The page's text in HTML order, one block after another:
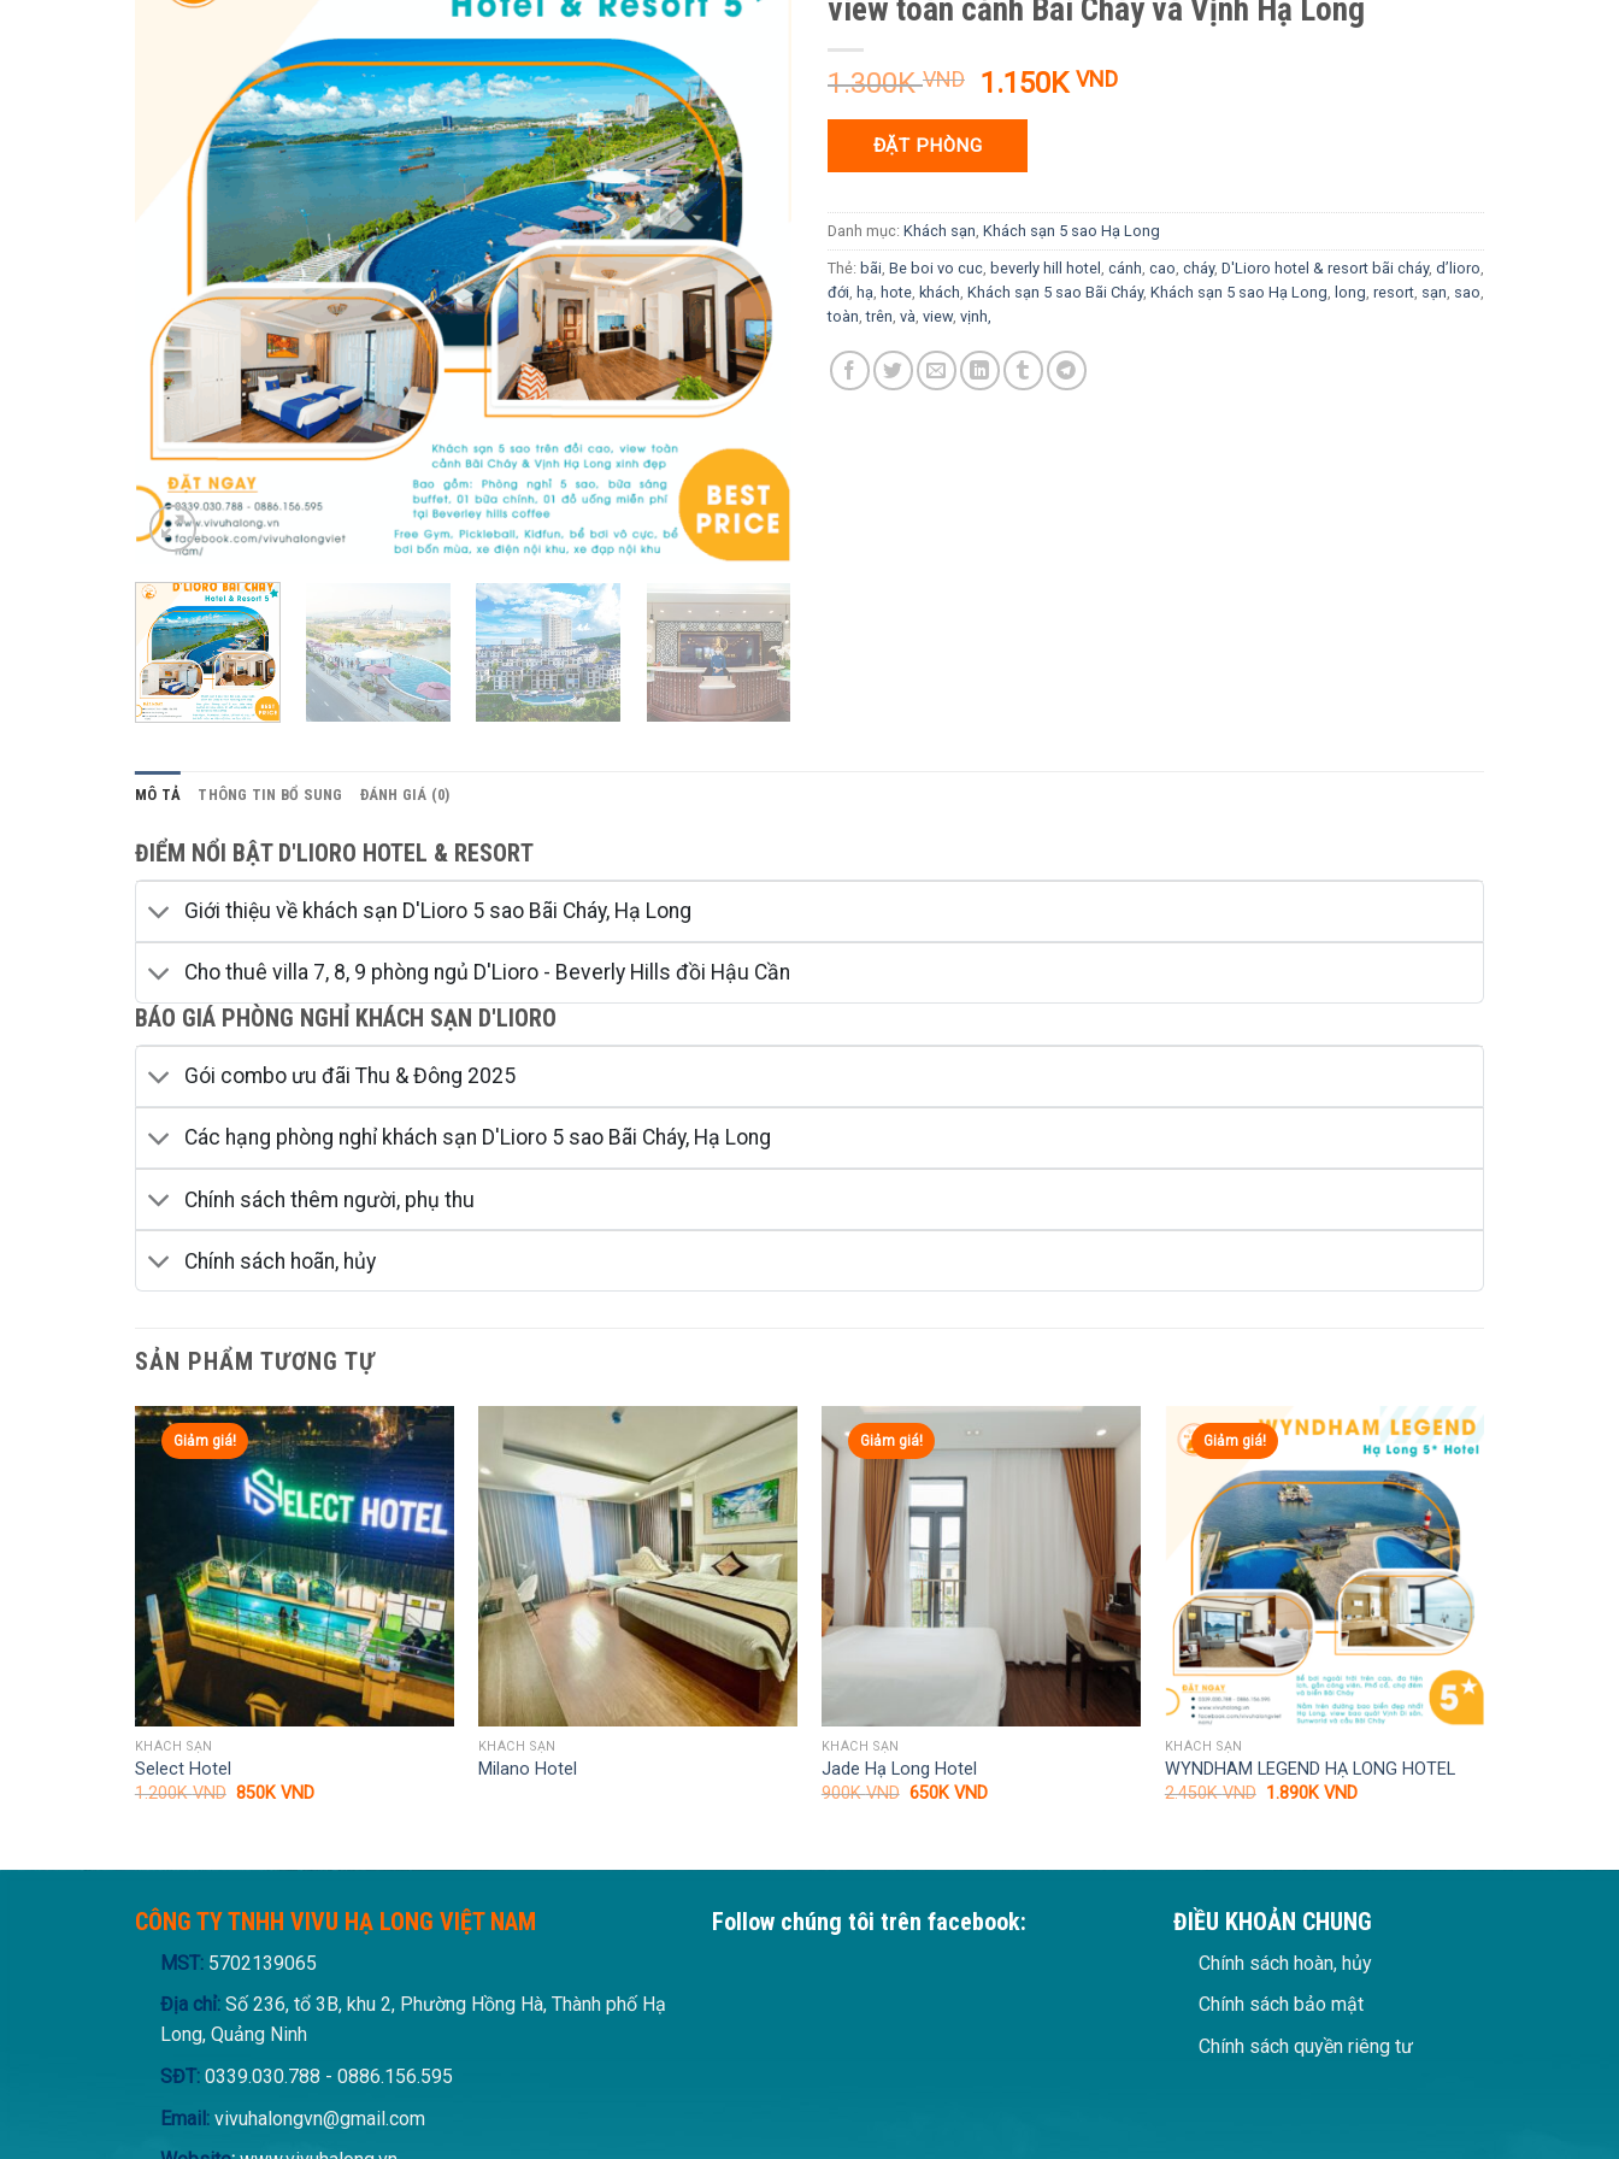
view toàn cảnh Bãi Cháy và Vịnh Hạ Long
1.300KVND
Giá
gốc
là:
1.300K VND.
1.150KVNDGiá
ĐẶT PHÒNG
Danh mục: Khách sạn, Khách sạn 5 sao Hạ Long
Thẻ: bãi, Be boi vo cuc, beverly hill hotel , cánh, cao, cháy, D'Lioro hotel & resort bãi cháy, d’lioro,
đới, hạ, hote, khách, Khách sạn 5 sao Bãi Cháy, Khách sạn 5 sao Hạ Long, long, resort, sạn, sao,
toàn,trên, và, view, vịnh,
MÔ TẢ THÔNG TIN BỔ SUNG ĐÁNH GIÁ (0)
ĐIỂM NỔI BẬT D'LIORO HOTEL & RESORT
Giới thiệu về khách sạn D'Lioro 5 sao Bãi Cháy, Hạ Long
Cho thuê villa 7, 8, 9 phòng ngủ D'Lioro - Beverly Hills đồi Hậu Cần
BÁO GIÁ PHÒNG NGHỈ KHÁCH SẠN D'LIORO
Gói combo ưu đãi Thu & Đông 2025
Các hạng phòng nghỉ khách sạn D'Lioro 5 sao Bãi Cháy, Hạ Long
Chính sách thêm người, phụ thu
Chính sách hoãn, hủy
SẢN PHẨM TƯƠNG TỰ
Giảm giá!
KHÁCH SẠN
Select Hotel
1.200KVND Giá
850KVNDGiá
KHÁCH SẠN
Milano Hotel
Giảm giá!
KHÁCH SẠN
Jade Hạ Long Hotel
900KVND Giá
650KVNDGiá
Giảm giá!
KHÁCH SẠN
WYNDHAM LEGEND HẠ LONG HOTEL
2.450KVND Giá
1.890KVNDGiá
CÔNG TY TNHH VIVU HẠ LONG VIỆT NAM
MST: 5702139065
Địa chỉ:Số 236, tổ 3B, khu 2, Phường Hồng Hà, Thành phố Hạ
Long, Quảng Ninh
SĐT:0339.030.788 - 0886.156.595
Email:vivuhalongvn@gmail.com
Follow chúng tôi trên facebook: ĐIỀU KHOẢN CHUNG
Chính sách hoàn, hủy
Chính sách bảo mật
Chính sách quyền riêng tư